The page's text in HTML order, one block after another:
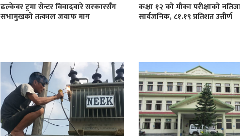
ढल्केबर ट्रमा सेन्टर विवादबारे सरकारसँग
सभामुखको तत्काल जवाफ माग
कक्षा १२ को मौका परीक्षाको
सार्वजनिक, ८१.१९ प्रतिशत उत्तीर्ण